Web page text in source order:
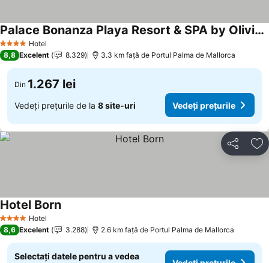
4 Stele Hotel
Palace Bonanza Playa Resort & SPA by Olivia Hotels Collection
Vedeți prețurile
8,8 Excelent 8.329 3.3 km faţă de Portul Palma de Mallorca
Din 1.267 lei
Vedeți prețurile de la 8 site-uri Vedeți prețurile
Distribuiți
4 Stele Hotel
Hotel BornVedeți prețurile
8,6 Excelent 3.288 2.6 km faţă de Portul Palma de Mallorca
Selectați datele pentru a vedea